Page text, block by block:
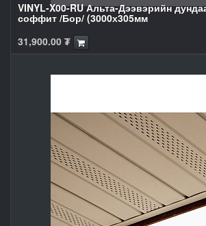
VINYL-X00-RU Альта-Дээвэрийн
соффит /Бор/ (3000х305мм
31,900.00 ₮